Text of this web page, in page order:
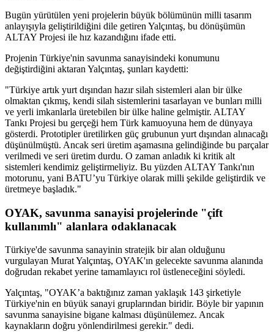
Bugün yürütülen yeni projelerin büyük bölümünün milli tasarım
anlayışıyla geliştirildiğini dile getiren Yalçıntaş, bu dönüşümün
ALTAY Projesi ile hız kazandığını ifade etti.
Projenin Türkiye'nin savunma sanayisindeki konumunu
değiştirdiğini aktaran Yalçıntaş, şunları kaydetti:
"Türkiye artık yurt dışından hazır silah sistemleri alan bir ülke
olmaktan çıkmış, kendi silah sistemlerini tasarlayan ve bunları milli
ve yerli imkanlarla üretebilen bir ülke haline gelmiştir. ALTAY
Tankı Projesi bu gerçeği hem Türk kamuoyuna hem de dünyaya
gösterdi. Prototipler üretilirken güç grubunun yurt dışından alınacağı
düşünülmüştü. Ancak seri üretim aşamasına gelindiğinde bu parçalar
verilmedi ve seri üretim durdu. O zaman anladık ki kritik alt
sistemleri kendimiz geliştirmeliyiz. Bu yüzden ALTAY Tankı'nın
motorunu, yani BATU’yu Türkiye olarak milli şekilde geliştirdik ve
üretmeye başladık."
OYAK, savunma sanayisi projelerinde "çift
kullanımlı" alanlara odaklanacak
Türkiye'de savunma sanayinin stratejik bir alan olduğunu
vurgulayan Murat Yalçıntaş, OYAK'ın gelecekte savunma alanında
doğrudan rekabet yerine tamamlayıcı rol üstleneceğini söyledi.
Yalçıntaş, "OYAK’a baktığınız zaman yaklaşık 143 şirketiyle
Türkiye'nin en büyük sanayi gruplarından biridir. Böyle bir yapının
savunma sanayisine bigane kalması düşünülemez. Ancak
kaynakların doğru yönlendirilmesi gerekir." dedi.